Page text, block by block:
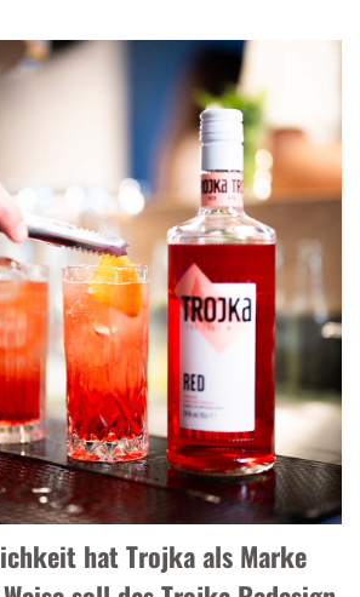
hat Trojka als Marke